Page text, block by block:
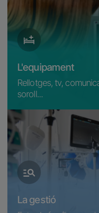
L'equipament
Rellotges, tv,
soroll...
La gestió